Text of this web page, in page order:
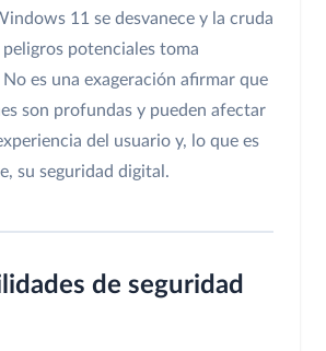
11 se desvanece y la cruda
potenciales toma
es una exageración afirmar que
son profundas y pueden afectar
del usuario y, lo que es
su seguridad digital.
de seguridad